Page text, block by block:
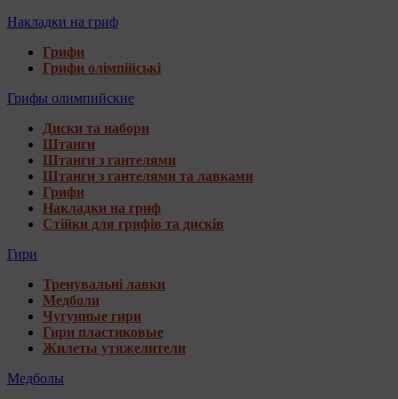
Накладки на гриф
Грифи
Грифи олімпійські
Грифы олимпийские
Диски та набори
Штанги
Штанги з гантелями
Штанги з гантелями та лавками
Грифи
Накладки на гриф
Стійки для грифів та дисків
Гири
Тренувальні лавки
Медболи
Чугунные гири
Гири пластиковые
Жилеты утяжелители
Медболы